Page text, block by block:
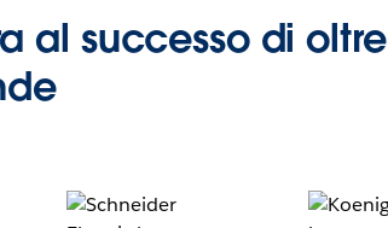
al successo di oltre